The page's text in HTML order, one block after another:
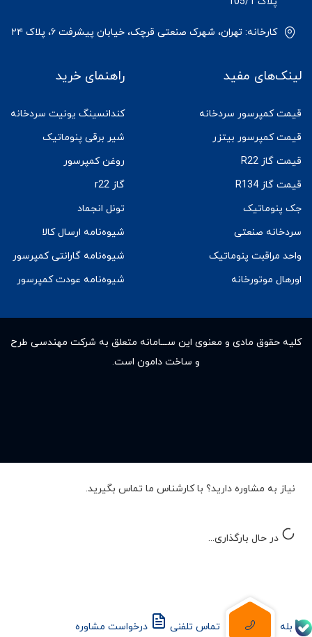
کارخانه: تهران، شهرک صنعتی قرچک، خیابان پیشرفت ۶، پلاک ۲۴
لینک‌های مفید
قیمت کمپرسور سردخانه
قیمت کمپرسور بیتزر
قیمت گاز R22
قیمت گاز R134
جک پنوماتیک
سردخانه صنعتی
واحد مراقبت پنوماتیک
اورهال موتورخانه
راهنمای خرید
کندانسینگ یونیت سردخانه
شیر برقی پنوماتیک
روغن کمپرسور
گاز r22
تونل انجماد
شیوه‌نامه ارسال کالا
شیوه‌نامه گارانتی کمپرسور
شیوه‌نامه عودت کمپرسور
کلیه حقوق مادى و معنوى این ســـامانه متعلق به شرکت مهندسی طرح
و ساخت دامون است.
نیاز به مشاوره دارید؟ با کارشناس ما تماس بگیرید.
در حال بارگذاری...
بله تماس تلفنی درخواست مشاوره